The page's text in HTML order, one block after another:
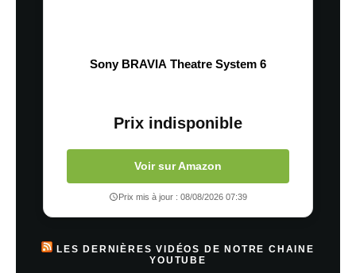
Sony BRAVIA Theatre System 6
Prix indisponible
Voir sur Amazon
Prix mis à jour : 08/08/2026 07:39
LES DERNIÈRES VIDÉOS DE NOTRE CHAINE
YOUTUBE